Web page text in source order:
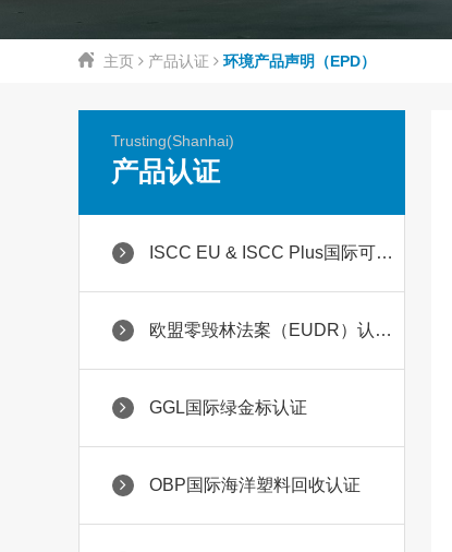
主页 产品认证 环境产品声明（EPD）
Trusting(Shanhai)
产品认证
ISCC EU & ISCC Plus国际可持续碳认证
欧盟零毁林法案（EUDR）认证服务
GGL国际绿金标认证
OBP国际海洋塑料回收认证